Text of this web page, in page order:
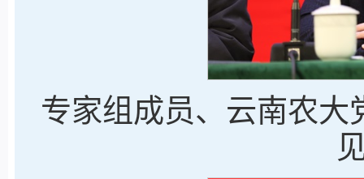
专家组成员、云南农